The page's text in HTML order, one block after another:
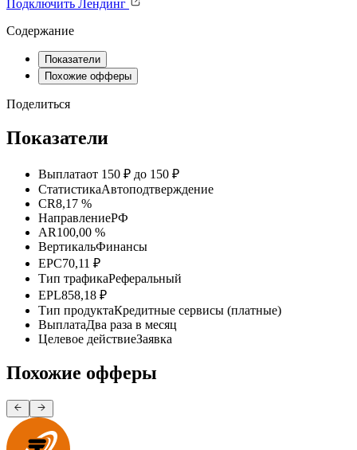
Подключить Лендинг
Содержание
Показатели
Похожие офферы
Поделиться
Показатели
Выплатаот 150 ₽ до 150 ₽
СтатистикаАвтоподтверждение
CR8,17 %
НаправлениеРФ
AR100,00 %
ВертикальФинансы
EPC70,11 ₽
Тип трафикаРеферальный
EPL858,18 ₽
Тип продуктаКредитные сервисы (платные)
ВыплатаДва раза в месяц
Целевое действиеЗаявка
Похожие офферы